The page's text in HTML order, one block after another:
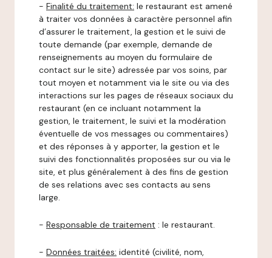
- Finalité du traitement: le restaurant est amené
à traiter vos données à caractère personnel afin
d’assurer le traitement, la gestion et le suivi de
toute demande (par exemple, demande de
renseignements au moyen du formulaire de
contact sur le site) adressée par vos soins, par
tout moyen et notamment via le site ou via des
interactions sur les pages de réseaux sociaux du
restaurant (en ce incluant notamment la
gestion, le traitement, le suivi et la modération
éventuelle de vos messages ou commentaires)
et des réponses à y apporter, la gestion et le
suivi des fonctionnalités proposées sur ou via le
site, et plus généralement à des fins de gestion
de ses relations avec ses contacts au sens
large.
- Responsable de traitement : le restaurant.
- Données traitées: identité (civilité, nom,